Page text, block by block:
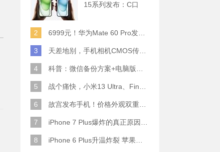
15系列发布：C口
2
6999元！华为Mate 60 Pro发布：麒麟9000S+卫星通话 (附初步跑分)
3 天差地别，手机相机CMOS传感器实际面积对比
4 科普：微信备份方案+电脑版丢失数据恢复指南
5 战个痛快，小米13 Ultra、Find X6 Pro、vivo X90 Pro+、小米12SU拍照横评
6 故宫发布手机！价格外观双重逆天！
7 iPhone 7 Plus爆炸的真正原因原来是这样
8 iPhone 6 Plus升温炸裂 苹果赔了一部全新的